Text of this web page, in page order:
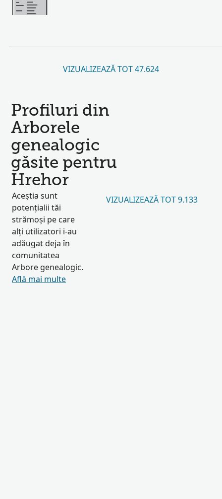
VIZUALIZEAZĂ TOT 47.624
Profiluri din
Arborele
genealogic
găsite pentru
Hrehor
Aceștia sunt
potențialii tăi
strămoși pe care
alți utilizatori i-au
adăugat deja în
comunitatea
Arbore genealogic.
Află mai multe
VIZUALIZEAZĂ TOT 9.133